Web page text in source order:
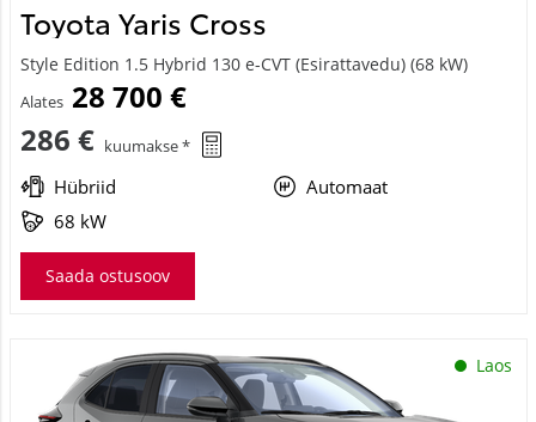
Toyota Yaris Cross
Style Edition 1.5 Hybrid 130 e-CVT (Esirattavedu) (68 kW)
Alates 28 700 €
286 € kuumakse *
Hübriid
Automaat
68 kW
Saada ostusoov
Laos